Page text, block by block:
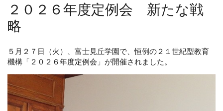
２０２６年度定例会 新たな戦
略
５月２７日（火）、富士見丘学園で、恒例の２１世紀型教育
機構「２０２６年度定例会」が開催されました。